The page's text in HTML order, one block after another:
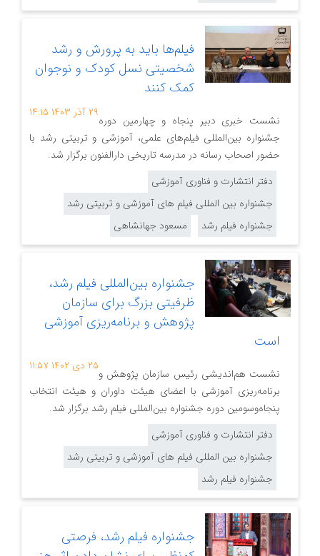
فیلم‌ها باید به پرورش و رشد
شخصیتی نسل کودک و نوجوان
کمک کنند
۲۹ آذر ۱۴۰۳ ۱۴:۱۵
نشست خبری دبیر پنجاه و چهارمین دوره
جشنواره بین‌المللی فیلم‌های علمی، آموزشی و تربیتی رشد با
حضور اصحاب رسانه در مدرسه تاریخی دارالفنون برگزار شد.
دفتر انتشارت و فناوری آموزشی
جشنواره بین المللی فیلم های آموزشی و تربیتی رشد
جشنواره فیلم رشد
مسعود جهانشاهی
جشنواره بین‌المللی فیلم رشد،
ظرفیتی بزرگ برای سازمان
پژوهش و برنامه‌ریزی آموزشی
است
۲۵ دی ۱۴۰۲ ۱۱:۵۷
نشست هم‌اندیشی رئیس سازمان پژوهش و
برنامه‌ریزی آموزشی با اعضای هیئت داوران و هیئت انتخاب
پنجاه‌وسومین دوره جشنواره بین‌المللی فیلم رشد برگزار شد.
دفتر انتشارت و فناوری آموزشی
جشنواره بین المللی فیلم های آموزشی و تربیتی رشد
جشنواره فیلم رشد
جشنواره فیلم رشد، فرصتی